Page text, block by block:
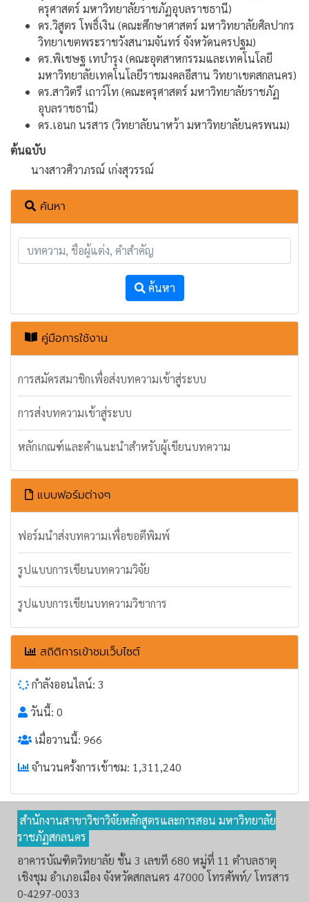
ครุศาสตร์ มหาวิทยาลัยราชภัฏอุบลราชธานี)
ดร.วิสูตร โพธิ์เงิน (คณะศึกษาศาสตร์ มหาวิทยาลัยศิลปากร
วิทยาเขตพระราชวังสนามจันทร์ จังหวัดนครปฐม)
ดร.พิเชษฐ เทบำรุง (คณะอุตสาหกรรมและเทคโนโลยี
มหาวิทยาลัยเทคโนโลยีราชมงคลอีสาน วิทยาเขตสกลนคร)
ดร.สาวิตรี เถาว์โท (คณะครุศาสตร์ มหาวิทยาลัยราชภัฏ
อุบลราชธานี)
ดร.เอนก นรสาร (วิทยาลัยนาหว้า มหาวิทยาลัยนครพนม)
ต้นฉบับ
นางสาวศิวาภรณ์ เก่งสุวรรณ์
ค้นหา
ค้นหา
คู่มือการใช้งาน
การสมัครสมาชิกเพื่อส่งบทความเข้าสู่ระบบ
การส่งบทความเข้าสู่ระบบ
หลักเกณฑ์และคำแนะนำสำหรับผู้เขียนบทความ
แบบฟอร์มต่างๆ
ฟอร์มนำส่งบทความเพื่อขอตีพิมพ์
รูปแบบการเขียนบทความวิจัย
รูปแบบการเขียนบทความวิชาการ
สถิติการเข้าชมเว็บไซต์
กำลังออนไลน์: 3
วันนี้: 0
เมื่อวานนี้: 966
จำนวนครั้งการเข้าชม: 1,311,240
สำนักงานสาขาวิชาวิจัยหลักสูตรและการสอน มหาวิทยาลัย
ราชภัฏสกลนคร
อาคารบัณฑิตวิทยาลัย ชั้น 3 เลขที 680 หมู่ที่ 11 ตำบลธาตุ
เชิงชุม อำเภอเมือง จังหวัดสกลนคร 47000 โทรศัพท์/ โทรสาร
0-4297-0033